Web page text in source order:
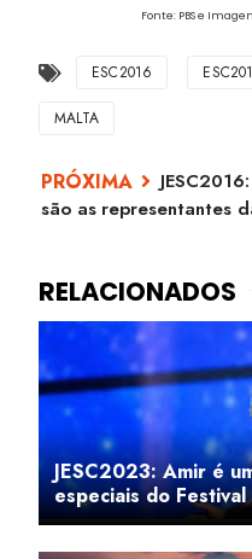
Fonte: PBS e
ESC2016
MALTA
são as representantes
JESC2023: Amir é
especiais do